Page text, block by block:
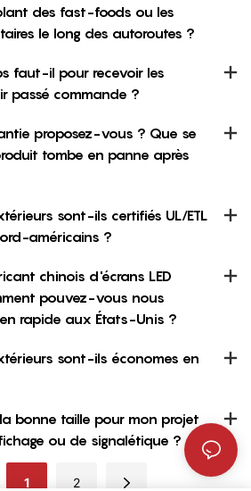
des fast-foods ou les
le long des autoroutes ?
faut-il pour recevoir les
passé commande ?
proposez-vous ? Que se
tombe en panne après
sont-ils certifiés UL/ETL
américains ?
chinois d'écrans LED
pouvez-vous nous
rapide aux États-Unis ?
sont-ils économes en
bonne taille pour mon projet
ou de signalétique ?
1 2